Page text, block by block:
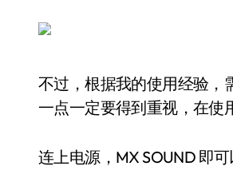
不过，根据我的使用经验，
一点一定要得到重视，在使
连上电源，MX SOUND 即